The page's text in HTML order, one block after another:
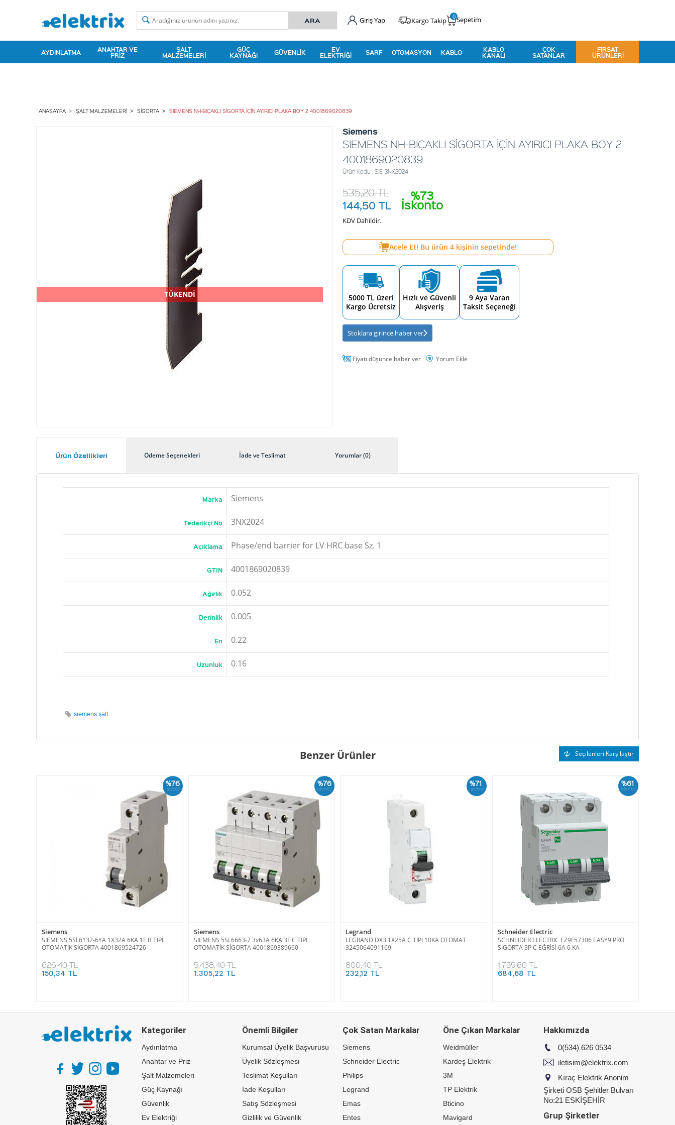
Giriş Yap Kargo Takip Sepetim
0
AYDINLATMA ANAHTAR VE
PRIZ
ŞALT
MALZEMELERI
GÜÇ
KAYNAĞI GÜVENLIK EV
ELEKTRIĞI SARF OTOMASYON KABLO KABLO
KANALI
ÇOK
SATANLAR
FIRSAT
ÜRÜNLERI
ANASAYFA ŞALT MALZEMELERI SIGORTA SIEMENS NH-BIÇAKLI SİGORTA İÇİN AYIRICI PLAKA BOY 2 4001869020839
TÜKENDİ
Siemens
SIEMENS NH-BIÇAKLI SİGORTA İÇİN AYIRICI PLAKA BOY 2
4001869020839
Ürün Kodu : SIE-3NX2024
%73
İskonto
535,20TL
144,50 TL
KDV Dahildir.
Acele Et! Bu ürün 4kişinin sepetinde!
5000 TL üzeri
Kargo Ücretsiz
Hızlı ve Güvenli
Alışveriş
9 Aya Varan
Taksit Seçeneği
Stoklara girince haber ver
Fiyatı düşünce haber ver Yorum Ekle
Ürün Özellikleri Ödeme Seçenekleri İade ve Teslimat Yorumlar (0)
Marka Siemens
Tedarikçi No 3NX2024
Açıklama Phase/end barrier for LV HRC base Sz. 1
GTIN 4001869020839
Ağırlık 0.052
Derinlik 0.005
En 0.22
Uzunluk 0.16
siemens şalt
Benzer Ürünler Seçilenleri Karşılaştır
%76
İskonto
Siemens
SIEMENS 5SL6132-6YA 1X32A 6KA 1F B TİPİ
OTOMATİK SİGORTA 4001869524726
626,40 TL
150,34 TL
%76
İskonto
Siemens
SIEMENS 5SL6663-7 3x63A 6KA 3F C TİPİ
OTOMATİK SİGORTA 4001869389660
5.438,40 TL
1.305,22 TL
%71
İskonto
Legrand
LEGRAND DX3 1X25A C TİPİ 10KA OTOMAT
3245064091169
800,40 TL
232,12 TL
%61
İskonto
Schneider Electric
SCHNEIDER ELECTRIC EZ9F57306 EASY9 PRO
SİGORTA 3P C EĞRİSİ 6A 6 KA
1.755,60 TL
684,68 TL
Kategoriler
Aydınlatma
Anahtar ve Priz
Şalt Malzemeleri
Güç Kaynağı
Güvenlik
Ev Elektriği
Önemli Bilgiler
Kurumsal Üyelik Başvurusu
Üyelik Sözleşmesi
Teslimat Koşulları
İade Koşulları
Satış Sözleşmesi
Gizlilik ve Güvenlik
Çok Satan Markalar
Siemens
Schneider Electric
Philips
Legrand
Emas
Entes
Öne Çıkan Markalar
Weidmüller
Kardeş Elektrik
3M
TP Elektrik
Bticino
Mavigard
Hakkımızda
0(534) 626 0534
iletisim@elektrix.com
Kıraç Elektrik Anonim
Şirketi OSB Şehitler Bulvarı
No:21 ESKİŞEHİR
Grup Şirketler